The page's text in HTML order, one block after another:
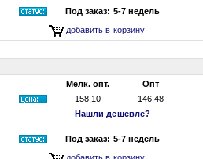
Под заказ: 5-7 недель
добавить в корзину
Мелк. опт.
Опт
158.10
146.48
Нашли дешевле?
Под заказ: 5-7 недель